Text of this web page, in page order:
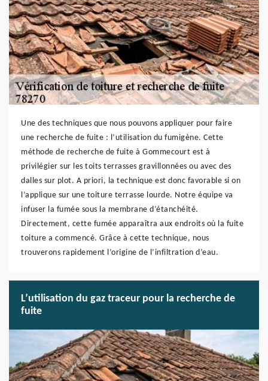
Une des techniques que nous pouvons appliquer pour faire
une recherche de fuite : l’utilisation du fumigène. Cette
méthode de recherche de fuite à Gommecourt est à
privilégier sur les toits terrasses gravillonnées ou avec des
dalles sur plot. A priori, la technique est donc favorable si on
l’applique sur une toiture terrasse lourde. Notre équipe va
infuser la fumée sous la membrane d’étanchéité.
Directement, cette fumée apparaîtra aux endroits où la fuite
toiture a commencé. Grâce à cette technique, nous
trouverons rapidement l’origine de l’infiltration d’eau.
L’utilisation du gaz traceur pour la recherche de
fuite